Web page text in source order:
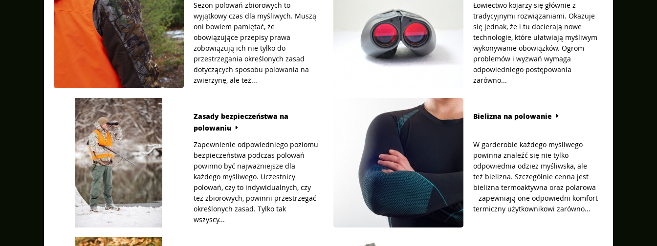
Sezon polowań zbiorowych to
wyjątkowy czas dla myśliwych. Muszą
oni bowiem pamiętać, że
obowiązujące przepisy prawa
zobowiązują ich nie tylko do
przestrzegania określonych zasad
dotyczących sposobu polowania na
zwierzynę, ale też...
Łowiectwo kojarzy się głównie z
tradycyjnymi rozwiązaniami. Okazuje
się jednak, że i tu docierają nowe
technologie, które ułatwiają myśliwym
wykonywanie obowiązków. Ogrom
problemów i wyzwań wymaga
odpowiedniego postępowania
zarówno...
Zasady bezpieczeństwa na
polowaniu
Zapewnienie odpowiedniego poziomu
bezpieczeństwa podczas polowań
powinno być najważniejsze dla
każdego myśliwego. Uczestnicy
polowań, czy to indywidualnych, czy
też zbiorowych, powinni przestrzegać
określonych zasad. Tylko tak
wszyscy...
Bielizna na polowanie
W garderobie każdego myśliwego
powinna znaleźć się nie tylko
odpowiednia odzież myśliwska, ale
też bielizna. Szczególnie cenna jest
bielizna termoaktywna oraz polarowa
– zapewniają one odpowiedni komfort
termiczny użytkownikowi zarówno...